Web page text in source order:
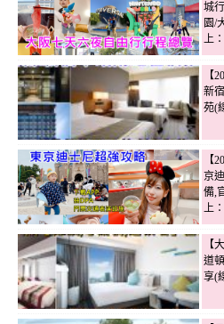
城
園/
上
【
新
苑(
【
京
備,
上
【
道
享(